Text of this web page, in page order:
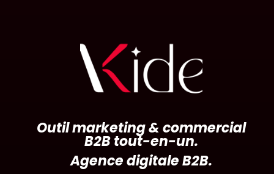
Outil marketing & commercial
B2B tout-en-un.
Agence digitale B2B.